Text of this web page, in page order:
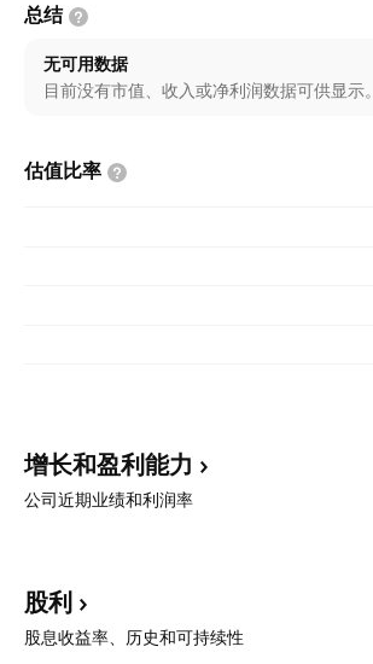
总结
无可用数据
目前没有市值、收入或净利润数据可供显示。
估值比率
增长和盈利能力
公司近期业绩和利润率
股利
股息收益率、历史和可持续性